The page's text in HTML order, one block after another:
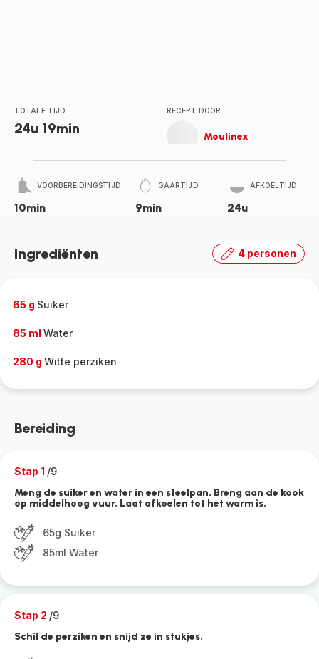
TOTALE TIJD
24u 19min
RECEPT DOOR
Moulinex
VOORBEREIDINGSTIJD
10min
GAARTIJD
9min
AFKOELTIJD
24u
Ingrediënten 4 personen
65 g Suiker
85 ml Water
280 g Witte perziken
Bereiding
Stap 1 /9
Meng de suiker en water in een steelpan. Breng aan de kook
op middelhoog vuur. Laat afkoelen tot het warm is.
65g Suiker
85ml Water
Stap 2 /9
Schil de perziken en snijd ze in stukjes.